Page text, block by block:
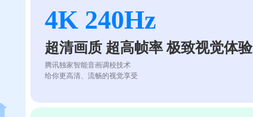
4K 240Hz
超清画质 超高帧率 极致视觉体验
腾讯独家智能音画调校技术
给你更高清、流畅的视觉享受